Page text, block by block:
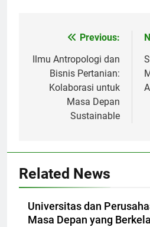
navigation
Previous:
Ilmu Antropologi dan
Bisnis Pertanian:
Kolaborasi untuk
Masa Depan
Sustainable
Related News
Universitas dan
Masa Depan yang